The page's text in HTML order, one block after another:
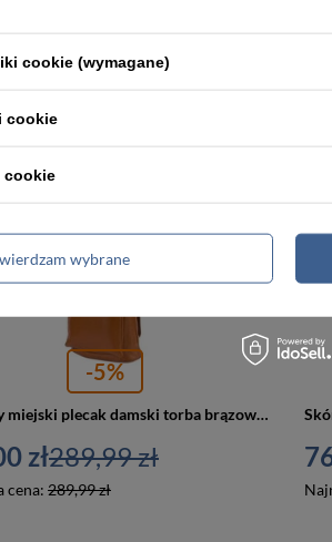
biodrówka nerka
-5%
Skórzany miejski plecak damski torba brązowy 2w1 A4 - Vera Pelle S40
zł
cena: 289,99 zł
289,99 zł
cookie (wymagane)
cookie
cookie
wybrane